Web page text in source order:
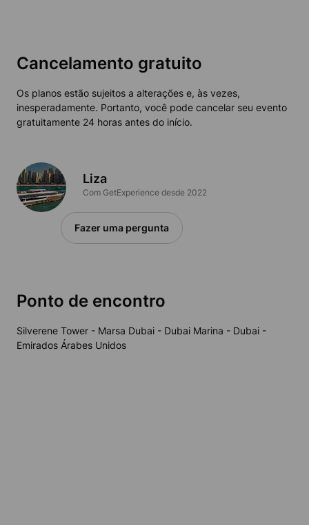
Cancelamento gratuito
Os planos estão sujeitos a alterações e, às vezes,
inesperadamente. Portanto, você pode cancelar seu evento
gratuitamente 24 horas antes do início.
Liza
Com GetExperience desde 2022
Fazer uma pergunta
Ponto de encontro
Silverene Tower - Marsa Dubai - Dubai Marina - Dubai -
Emirados Árabes Unidos